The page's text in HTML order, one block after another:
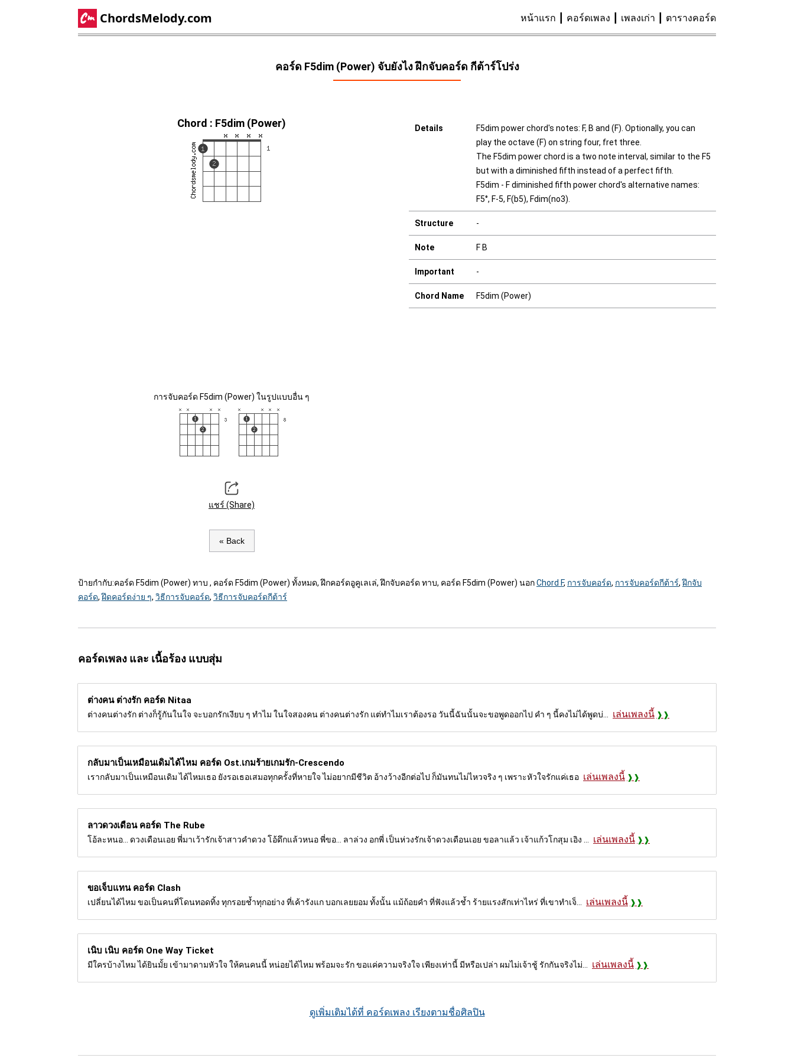
ChordsMelody.com หน้าแรก คอร์ดเพลง เพลงเก่า ตารางคอร์ด
คอร์ด F5dim (Power) จับยังไง ฝึกจับคอร์ด กีต้าร์โปร่ง
Chord : F5dim (Power)
การจับคอร์ด F5dim (Power) ในรูปแบบอื่น ๆ
แชร์ (Share)
« Back
Details
F5dim power chord's notes: F, B and (F). Optionally, you can
play the octave (F) on string four, fret three.
The F5dim power chord is a two note interval, similar to the F5
but with a diminished fifth instead of a perfect fifth.
F5dim - F diminished fifth power chord's alternative names:
F5°, F-5, F(b5), Fdim(no3).
Structure -
Note F B
Important -
Chord Name F5dim (Power)
ป้ายกำกับ:คอร์ด F5dim (Power) ทาบ , คอร์ด F5dim (Power) ทั้งหมด, ฝึกคอร์ดอูคูเลเล่, ฝึกจับคอร์ด ทาบ, คอร์ด F5dim (Power) นอกChord F, การจับคอร์ด, การจับคอร์ดกีต้าร์,ฝึกจับ
คอร์ด,ฝึดคอร์ดง่าย ๆ, วิธีการจับคอร์ด, วิธีการจับคอร์ดกีต้าร์
คอร์ดเพลง และ เนื้อร้อง แบบสุ่ม
ต่างคน ต่างรัก คอร์ด Nitaa
ต่างคนต่างรัก ต่างก็รู้กันในใจ จะบอกรักเงียบ ๆ ทำไม ในใจสองคน ต่างคนต่างรัก แต่ทำไมเราต้องรอ วันนี้ฉันนั้นจะขอพูดออกไป คำ ๆ นี้คงไม่ได้พูดบ่... เล่นเพลงนี้
กลับมาเป็นเหมือนเดิมได้ไหม คอร์ด Ost.เกมร้ายเกมรัก-Crescendo
เรากลับมาเป็นเหมือนเดิม ได้ไหมเธอ ยังรอเธอเสมอทุกครั้งที่หายใจ ไม่อยากมีชีวิต อ้างว้างอีกต่อไป ก็มันทนไม่ไหวจริง ๆ เพราะหัวใจรักแค่เธอ เล่นเพลงนี้
ลาวดวงเดือน คอร์ด The Rube
โอ้ละหนอ... ดวงเดือนเอย พี่มาเว้ารักเจ้าสาวคำดวง โอ้ดึกแล้วหนอ พี่ขอ... ลาล่วง อกพี่ เป็นห่วงรักเจ้าดวงเดือนเอย ขอลาแล้ว เจ้าแก้วโกสุม เอิง ... เล่นเพลงนี้
ขอเจ็บแทน คอร์ด Clash
เปลี่ยนได้ไหม ขอเป็นคนที่โดนทอดทิ้ง ทุกรอยช้ำทุกอย่าง ที่เค้ารังแก บอกเลยยอม ทั้งนั้น แม้ถ้อยคำ ที่ฟังแล้วช้ำ ร้ายแรงสักเท่าไหร่ ที่เขาทำเจ็... เล่นเพลงนี้
เนิบ เนิบ คอร์ด One Way Ticket
มีใครบ้างไหม ได้ยินมั้ย เข้ามาดามหัวใจ ให้คนคนนี้ หน่อยได้ไหม พร้อมจะรัก ขอแค่ความจริงใจ เพียงเท่านี้ มีหรือเปล่า ผมไม่เจ้าชู้ รักกันจริงไม่... เล่นเพลงนี้
ดูเพิ่มเติมได้ที่ คอร์ดเพลง เรียงตามชื่อศิลปิน